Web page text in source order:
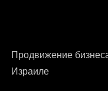
Продвижение
Израиле